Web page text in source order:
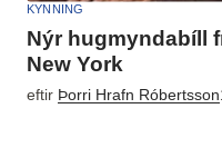
KYNNING
Nýr hugmyndabíll
New York
eftir Þorri Hrafn Róbertsson